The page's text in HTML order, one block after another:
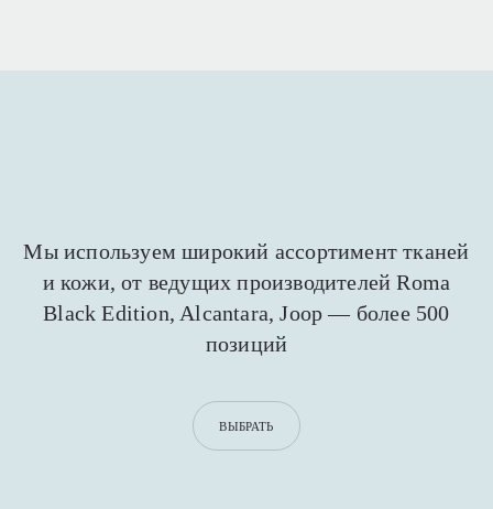
Мы используем широкий ассортимент тканей
и кожи,от ведущих производителей Roma
Black Edition, Alcantara, Joop — более 500
позиций
ВЫБРАТЬ